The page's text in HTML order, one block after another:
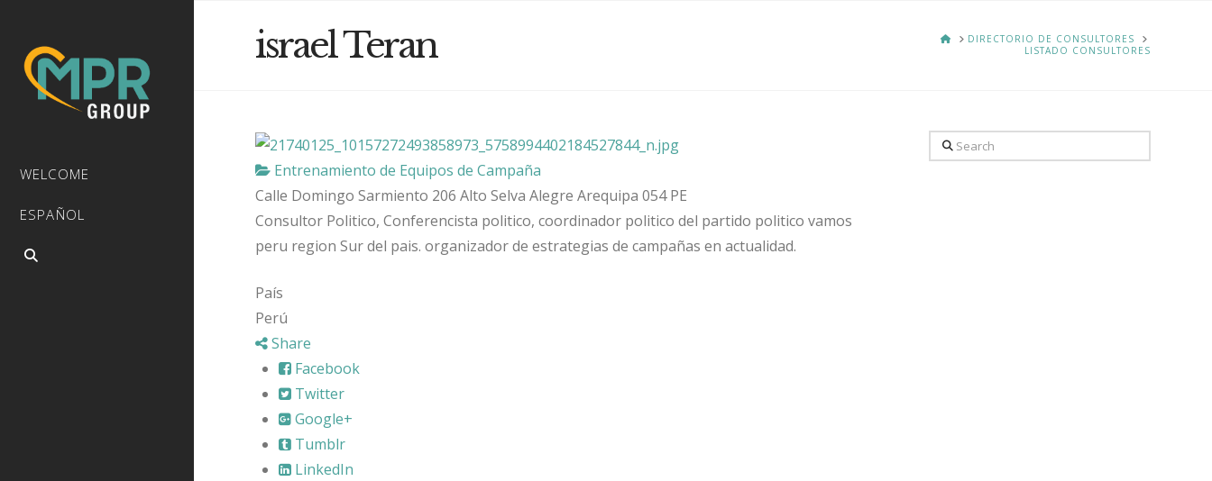
WELCOME
ESPAÑOL
israel Teran HOMEDIRECTORIO DE CONSULTORES
LISTADO CONSULTORES
Entrenamiento de Equipos de Campaña
Calle Domingo Sarmiento 206 Alto Selva Alegre Arequipa 054 PE
Consultor Politico, Conferencista politico, coordinador politico del partido politico vamos
peru region Sur del pais. organizador de estrategias de campañas en actualidad.
País
Perú
Share
Facebook
Twitter
Google+
Tumblr
LinkedIn
Search